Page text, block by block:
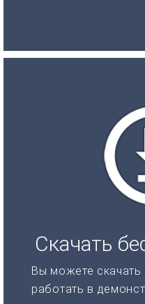
Скачать
Вы можете
работать в